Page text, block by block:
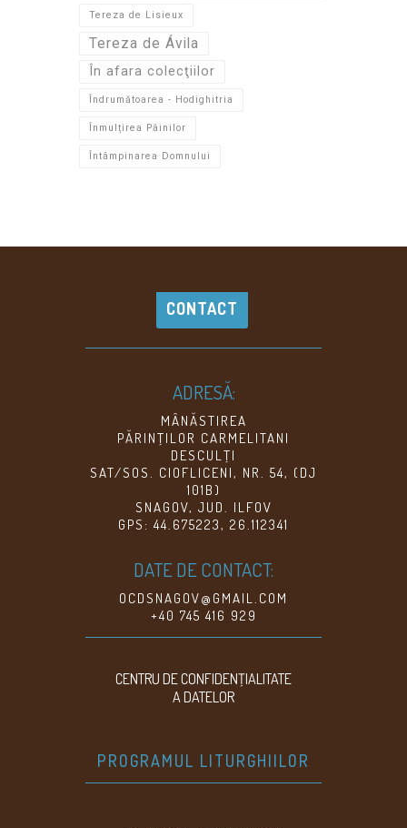
Tereza de Lisieux
Tereza de Ávila
În afara colecţiilor
Îndrumătoarea - Hodighitria
Înmulțirea Pâinilor
Întâmpinarea Domnului
CONTACT
ADRESĂ:
MÂNĂSTIREA
PĂRINŢILOR CARMELITANI
DESCULŢI
SAT/SOS. CIOFLICENI, NR. 54, (DJ
101B)
SNAGOV, JUD. ILFOV
GPS: 44.675223, 26.112341
DATE DE CONTACT:
OCDSNAGOV@GMAIL.COM
+40 745 416 929
CENTRU DE CONFIDENŢIALITATE
A DATELOR
PROGRAMUL LITURGHIILOR